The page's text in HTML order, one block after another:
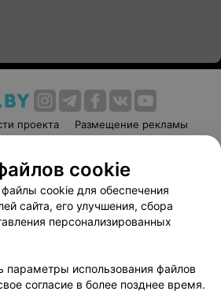
проекта
Размещение рекламы
соглашение
Способы оплаты
Партнеры
руководителю 103.by
персональных данных
cookie
cookie для обеспечения
сайта, его улучшения, сбора
персонализированных
параметры использования файлов
согласие в более позднее время.